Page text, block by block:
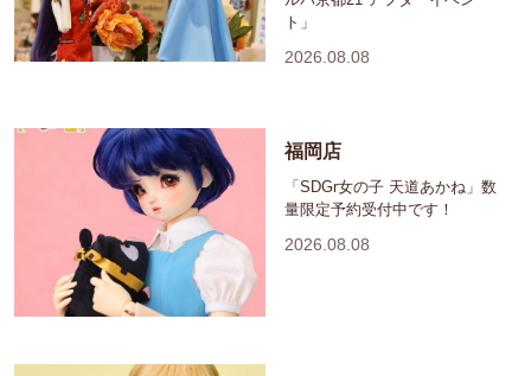
ト」
2026.08.08
福岡店
「SDGr女の子 天道あかね」数
量限定予約受付中です！
2026.08.08